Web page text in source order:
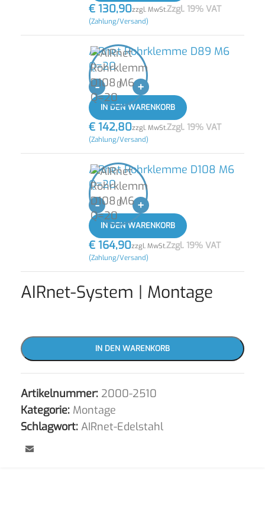
€ 130,90zzgl. MwSt.Zzgl. 19% VAT
(Zahlung/Versand)
AIRnet Rohrklemme D89 M6
Q=20
- +
IN DEN WARENKORB
€ 142,80zzgl. MwSt.Zzgl. 19% VAT
(Zahlung/Versand)
AIRnet Rohrklemme D108 M6
Q=20
- +
IN DEN WARENKORB
€ 164,90zzgl. MwSt.Zzgl. 19% VAT
(Zahlung/Versand)
AIRnet-System | Montage
IN DEN WARENKORB
Artikelnummer: 2000-2510
Kategorie: Montage
Schlagwort: AIRnet-Edelstahl